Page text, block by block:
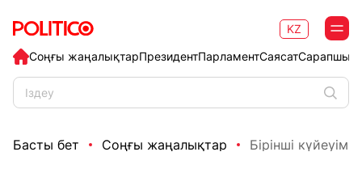
Соңғы жаңалықтарПрезидентПарламентСаясат
KZ
Басты бет Соңғы жаңалықтар Бірінші